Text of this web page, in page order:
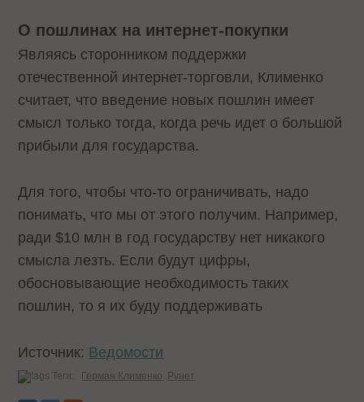
О пошлинах на интернет-покупки
Являясь сторонником поддержки
отечественной интернет-торговли, Клименко
считает, что введение новых пошлин имеет
смысл только тогда, когда речь идет о большой
прибыли для государства.
Для того, чтобы что-то ограничивать, надо
понимать, что мы от этого получим. Например,
ради $10 млн в год государству нет никакого
смысла лезть. Если будут цифры,
обосновывающие необходимость таких
пошлин, то я их буду поддерживать
Источник: Ведомости
Теги: Герман Клименко Рунет